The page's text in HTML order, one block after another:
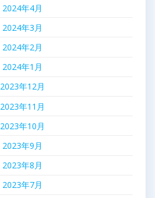
2024年4月
2024年3月
2024年2月
2024年1月
2023年12月
2023年11月
2023年10月
2023年9月
2023年8月
2023年7月